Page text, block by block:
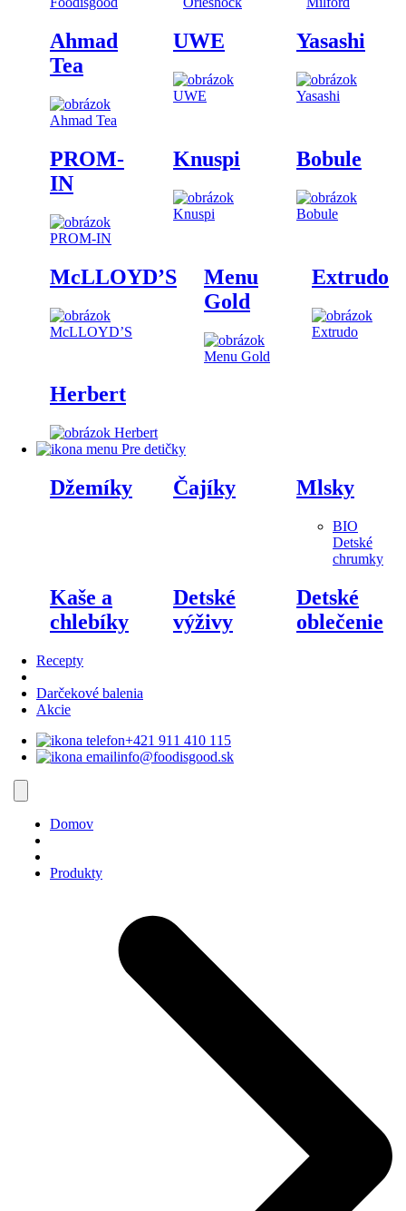
Ahmad
Tea
UWE Yasashi
PROM-
IN
Knuspi Bobule
McLLOYD’S
Menu
Gold
Extrudo
Herbert
Pre detičky
Džemíky Čajíky Mlsky
BIO
Detské
chrumky
Kaše a
chlebíky
Detské
výživy
Detské
oblečenie
Recepty
Darčekové balenia
Akcie
+421 911 410 115‬
info@foodisgood.sk
Domov
Produkty